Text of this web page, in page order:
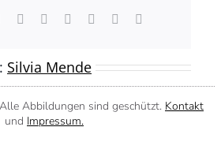
Reddit LinkedInWhatsApp
TumblrPinterest
Silvia Mende
Abbildungen sind geschützt. Kontakt
und Impressum.